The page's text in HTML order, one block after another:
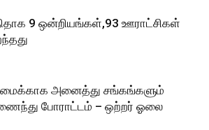
9 ஒன்றியங்கள்,93 ஊராட்சிகள்
அனைத்து சங்கங்களும்
போராட்டம் – ஒற்றர் ஓலை